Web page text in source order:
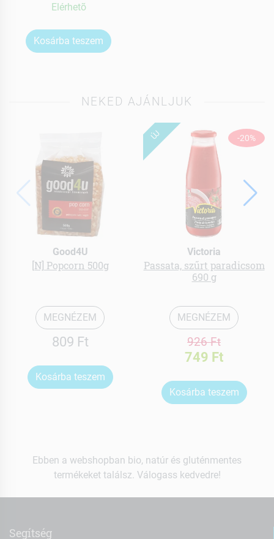
Elérhetõ
Kosárba teszem
NEKED AJÁNLJUK
Good4U
[N] Popcorn 500g
MEGNÉZEM
809 Ft
Kosárba teszem
-20%
ÚJ
Victoria
Passata, szűrt paradicsom
690 g
MEGNÉZEM
926 Ft
749 Ft
Kosárba teszem
Ebben a webshopban bio, natúr és gluténmentes
termékeket találsz. Válogass kedvedre!
Segítség